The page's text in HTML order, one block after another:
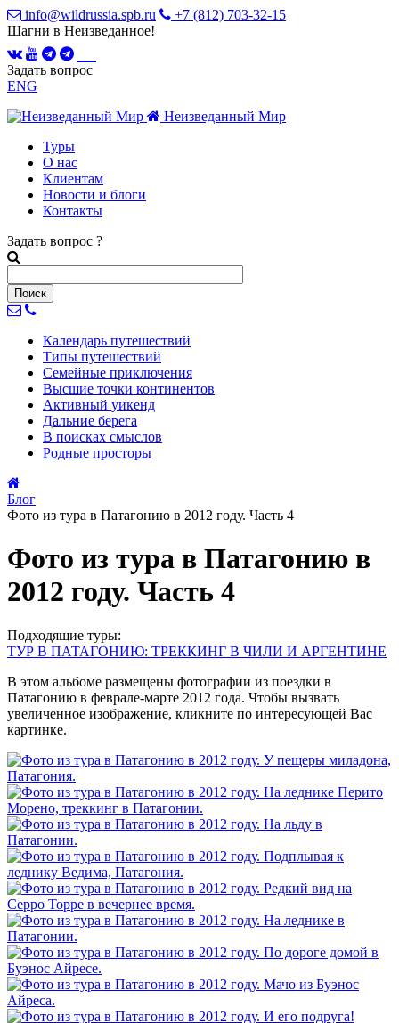
info@wildrussia.spb.ru
+7 (812) 703-32-15
Шагни в Неизведанное!
Задать вопрос
ENG
Неизведанный Мир
Туры
О нас
Клиентам
Новости и блоги
Контакты
Задать вопрос ?
Календарь путешествий
Типы путешествий
Семейные приключения
Высшие точки континентов
Активный уикенд
Дальние берега
В поисках смыслов
Родные просторы
Блог
Фото из тура в Патагонию в 2012 году. Часть 4
Фото из тура в Патагонию в
2012 году. Часть 4
Подходящие туры:
ТУР В ПАТАГОНИЮ: ТРЕККИНГ В ЧИЛИ И АРГЕНТИНЕ
В этом альбоме размещены фотографии из поездки в
Патагонию в феврале-марте 2012 года. Чтобы вызвать
увеличенное изображение, кликните по интересующей Вас
картинке.